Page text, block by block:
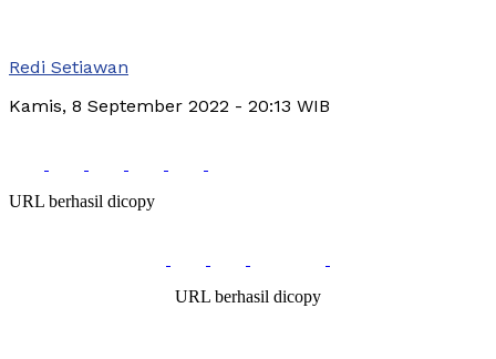
Redi Setiawan
Kamis, 8 September 2022 - 20:13 WIB
URL berhasil dicopy
URL berhasil dicopy